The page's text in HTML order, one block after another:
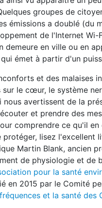
groupes de
émissions a doublé (du
de l'Internet Wi-
en ville ou en
émet à partir d'un
et des malaises
le cœur, le système
nous avertissent de la
et prendre des
comprendre ce qu'il
lisez l'excellent
Martin Blank, ancien
de physiologie et de
pour la santé
en 2015 par le Comité
et la santé des